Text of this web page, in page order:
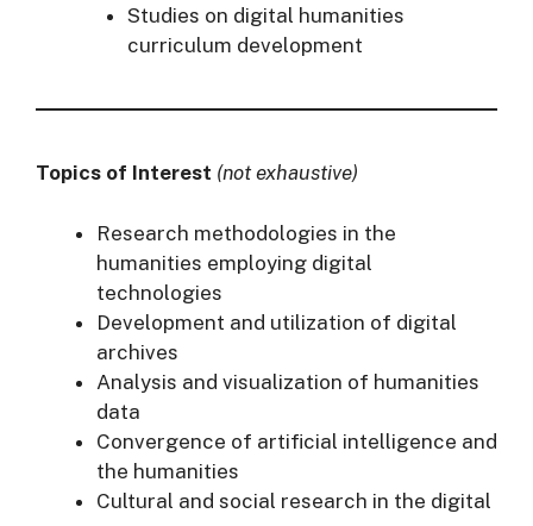
Studies on digital humanities
curriculum development
Topics of Interest (not exhaustive)
Research methodologies in the
humanities employing digital
technologies
Development and utilization of digital
archives
Analysis and visualization of humanities
data
Convergence of artificial intelligence and
the humanities
Cultural and social research in the digital